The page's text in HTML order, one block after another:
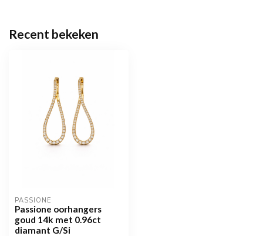
Recent bekeken
PASSIONE
Passione oorhangers
goud 14k met 0.96ct
diamant G/Si